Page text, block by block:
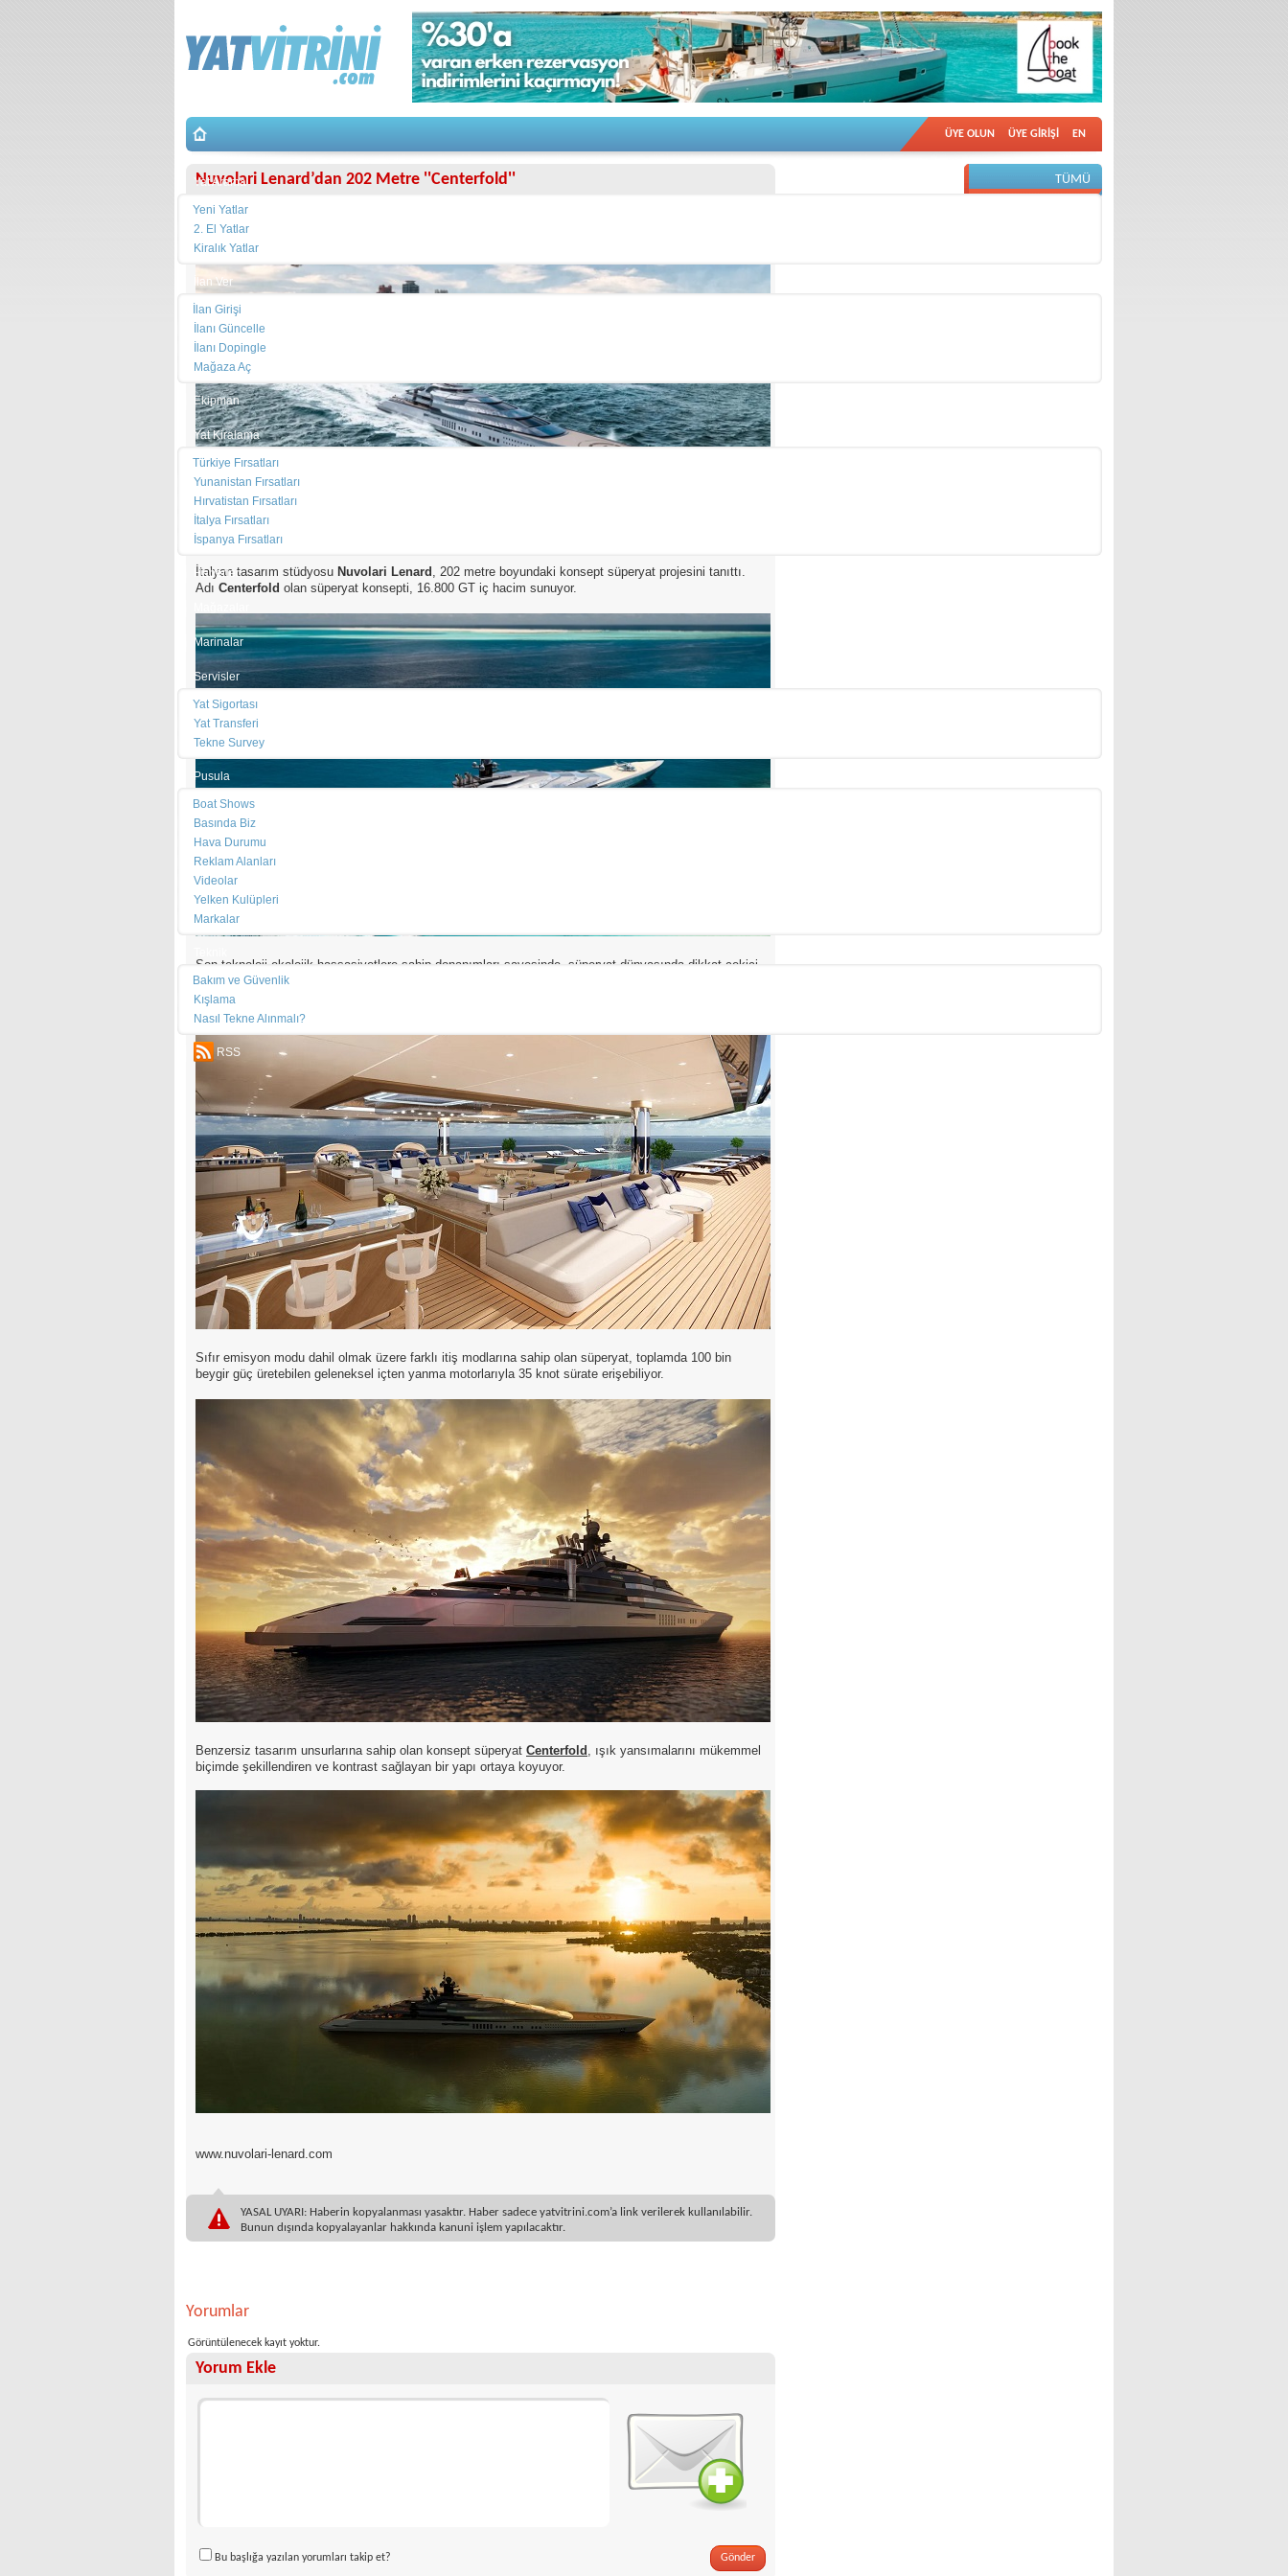
ÜYE OLUN ÜYE GİRİŞİ EN
Yat Arama
Yeni Yatlar
2. El Yatlar
Kiralık Yatlar
İlan Ver
İlan Girişi
İlanı Güncelle
İlanı Dopingle
Mağaza Aç
Ekipman
Yat Kiralama
Türkiye Fırsatları
Yunanistan Fırsatları
Hırvatistan Fırsatları
İtalya Fırsatları
İspanya Fırsatları
Haberler
Marinalar
Servisler
Yat Sigortası
Yat Transferi
Tekne Survey
Pusula
Boat Shows
Basında Biz
Hava Durumu
Reklam Alanları
Videolar
Yelken Kulüpleri
Markalar
Bakım ve Güvenlik
Kışlama
Nasıl Tekne Alınmalı?
RSS
Nuvolari Lenard’dan 202 Metre ''Centerfold''
İtalyan tasarım stüdyosu Nuvolari Lenard
, 202 metre boyundaki konsept süperyat projesini tanıttı.
Adı Centerfold olan süperyat konsepti, 16.800 GT iç hacim sunuyor.
Son teknoloji ekolojik hassasiyetlere sahip donanımları sayesinde, süperyat dünyasında dikkat çekici
düzeyde düşük emisyon oranları hesaplanıyor.
Sıfır emisyon modu dahil olmak üzere farklı itiş modlarına sahip olan süperyat, toplamda 100 bin
beygir güç üretebilen geleneksel içten yanma motorlarıyla 35 knot sürate erişebiliyor.
Benzersiz tasarım unsurlarına sahip olan konsept süperyat Centerfold , ışık yansımalarını mükemmel
biçimde şekillendiren ve kontrast sağlayan bir yapı ortaya koyuyor.
www.nuvolari-lenard.com
YASAL UYARI: Haberin kopyalanması yasaktır. Haber sadece yatvitrini.com’a link verilerek kullanılabilir.
Bunun dışında kopyalayanlar hakkında kanuni işlem yapılacaktır.
Yorumlar
Görüntülenecek kayıt yoktur.
Yorum Ekle
Gönder
Bu başlığa yazılan yorumları takip et?
TÜMÜ